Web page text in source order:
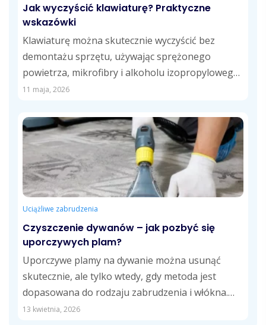
Jak wyczyścić klawiaturę? Praktyczne
wskazówki
Klawiaturę można skutecznie wyczyścić bez
demontażu sprzętu, używając sprężonego
powietrza, mikrofibry i alkoholu izopropylowego.
Regularne usuwanie kurzu, tłustych śladów i...
11 maja, 2026
Uciążliwe zabrudzenia
Czyszczenie dywanów – jak pozbyć się
uporczywych plam?
Uporczywe plamy na dywanie można usunąć
skutecznie, ale tylko wtedy, gdy metoda jest
dopasowana do rodzaju zabrudzenia i włókna.
Wyjaśniamy,...
13 kwietnia, 2026